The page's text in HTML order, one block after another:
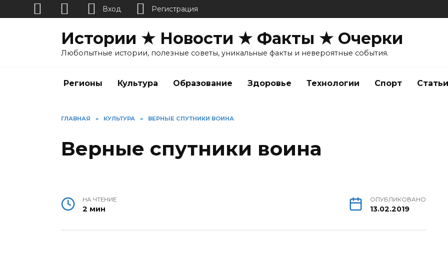
Истории ★ Новости ★ Факты ★ Очерки
Любопытные истории, полезные советы, уникальные факты и невероятные события.
Регионы Культура Образование Здоровье Технологии Спорт Статьи
ГЛАВНАЯ » КУЛЬТУРА » ВЕРНЫЕ СПУТНИКИ ВОИНА
Верные спутники воина
НА ЧТЕНИЕ
2 мин
ОПУБЛИКОВАНО
13.02.2019
Вход Регистрация